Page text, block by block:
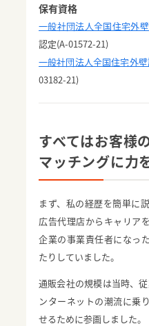
保有資格
一般社団法人全国住宅外
認定(A-01572-21)
一般社団法人全国住宅外
03182-21)
すべてはお客様
マッチングに力
まず、私の経歴を簡単に
広告代理店からキャリア
企業の事業責任者になっ
たりしていました。
通販会社の規模は当時、
ンターネットの潮流に乗
せるために参画しました。